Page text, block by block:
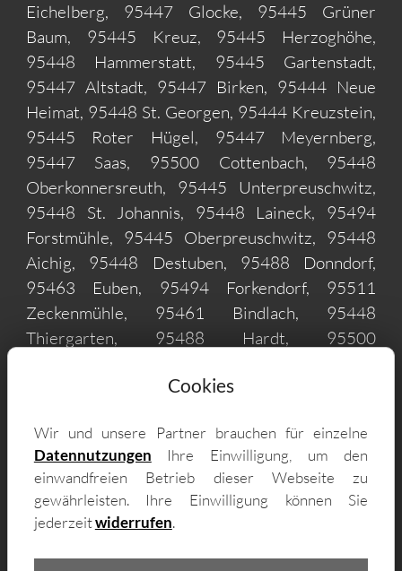
Eichelberg, 95447 Glocke, 95445 Grüner
Baum, 95445 Kreuz, 95445 Herzoghöhe,
95448 Hammerstatt, 95445 Gartenstadt,
95447 Altstadt, 95447 Birken, 95444 Neue
Heimat, 95448 St. Georgen, 95444 Kreuzstein,
95445 Roter Hügel, 95447 Meyernberg,
95447 Saas, 95500 Cottenbach, 95448
Oberkonnersreuth, 95445 Unterpreuschwitz,
95448 St. Johannis, 95448 Laineck, 95494
Forstmühle, 95445 Oberpreuschwitz, 95448
Aichig, 95448 Destuben, 95488 Donndorf,
95463 Euben, 95494 Forkendorf, 95511
Zeckenmühle, 95461 Bindlach, 95448
Thiergarten, 95488 Hardt, 95500
Wolfsbach, 95488 Forst, 95445 Dörnhof,
Neustädtlein, 95488 Wolfsgraben, 95488 Stein,
95486 Eckersdorf, 95517 Hühl, 95511
Poppenmühle, 95511 Trautscheit, 95511
Schnörrleinsmühle, 95511 Finkenmühle, 95511
Rödensdorf, 95517 Bühl, 95494 Lichtenheide,
Cookies
Wir und unsere Partner brauchen für einzelne
Datennutzungen Ihre Einwilligung, um den
einwandfreien Betrieb dieser Webseite zu
gewährleisten. Ihre Einwilligung können Sie
jederzeitwiderrufen.